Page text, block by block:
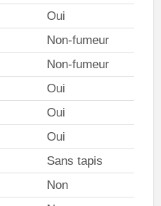
Oui
Non-fumeur
Non-fumeur
Oui
Oui
Oui
Sans tapis
Non